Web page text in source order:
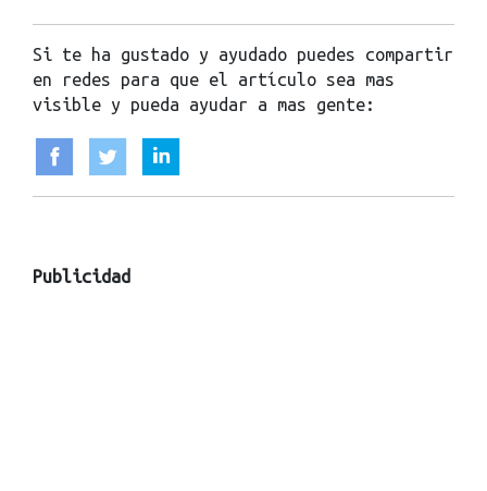
Si te ha gustado y ayudado puedes compartir
en redes para que el artículo sea mas
visible y pueda ayudar a mas gente:
Publicidad